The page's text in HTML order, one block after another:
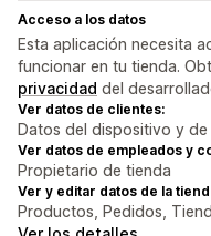
Acceso a los datos
Esta aplicación necesita
funcionar en tu tienda.
privacidad del
Ver datos de clientes:
Datos del dispositivo y
Ver datos de empleados y
Propietario de tienda
Ver y editar datos de la
Productos, Pedidos,